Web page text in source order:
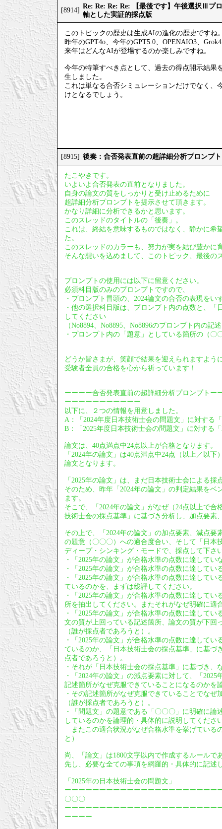
[8914]
Re: Re: Re: Re: 【最後です】午後選択Ⅲプ
軸とした実証的採点版
このトピックの歴史は生成AIの進化の歴史ですね
昨年のGPT4o、今年のGPT5.0、OPENAIO3、
来年はどんなAIが登場するのか楽しみですね。
今年の特筆すべき点として、過去の得点開示結果
生しました。
これは単なる合否シミュレーションだけでなく
けとなるでしょう。
[8915] 後奏：合否発表直前の超詳細分析プロンプ
たこやきです。
いよいよ合否発表の直前となりました。
自身の論文の質をしっかりと受け止めるために
超詳細分析プロンプトを提示させて頂きます。
かなり詳細に分析できるかと思います。
このスレッドのタイトルの「後奏」。
これは、終結を意味するものではなく、静かに
た。
このスレッドのカラーも、努力が実を結び豊かに
そんな想いを込めまして、このトピック、最後の
プロンプトの使用には以下に留意ください。
必須科目版のみのプロンプトですので、
・プロンプト冒頭の、2024論文の合否の表現をい
・他の選択科目版は、プロンプト内の点数と、
してください
（No8894、No8895、No8896のプロンプト内の記
・プロンプト内の「題意」としている箇所の（
どうか皆さまが、笑顔で結果を迎えられますよう
受験者全員の合格を心から祈っています！
ーーーー合否発表直前の超詳細分析プロンプト
ーーーーーーーーーーー
以下に、２つの情報を用意しました。
A：「2024年度日本技術士会の問題文」に対する
B：「2025年度日本技術士会の問題文」に対する
論文は、40点満点中24点以上が合格となります。
「2024年の論文」は40点満点中24点（以上／以
論文となります。
「2025年の論文」は、まだ日本技術士会による採
そのため、昨年「2024年の論文」の判定結果を
ます。
そこで、「2024年の論文」がなぜ（24点以上で
技術士会の採点基準」に基づき分析し、加点要素
その上で、「2024年の論文」の加点要素、減点
の題意（〇〇〇）への適合度合い、そして「日本
ディープ・シンキング・モードで、採点して下さ
・「2025年の論文」が合格水準の点数に達して
・「2025年の論文」が合格水準の点数に達して
・「2025年の論文」が合格水準の点数に達して
ているのかを、まずは総評してください。
・「2025年の論文」が合格水準の点数に達して
所を抽出してください。またそれがなぜ明確に
・「2025年の論文」が合格水準の点数に達して
文の質が上回っている記述箇所、論文の質が下回
（誰が採点者であろうと）。
・「2025年の論文」が合格水準の点数に達して
ているのか、「日本技術士会の採点基準」に基
点者であろうと）。
・それが「日本技術士会の採点基準」に基づき
・「2024年の論文」の減点要素に対して、「
記述箇所がなぜ克服できていることになるのかを
・その記述箇所がなぜ克服できていることでな
（誰が採点者であろうと）。
・「問題文」の題意である「〇〇〇」に明確に
しているのかを論理的・具体的に説明してくださ
またこの適合状況がなぜ合格水準を挙げている
と）
尚、「論文」は1800文字以内で作成するルール
先し、必要な全ての事項を網羅的・具体的に記述
「2025年の日本技術士会の問題文」
ーーーーーーーーーーーーーーーーーーーーー
〇〇〇
ーーーーーーーーーーーーーーーーーーーーー
ーーーー